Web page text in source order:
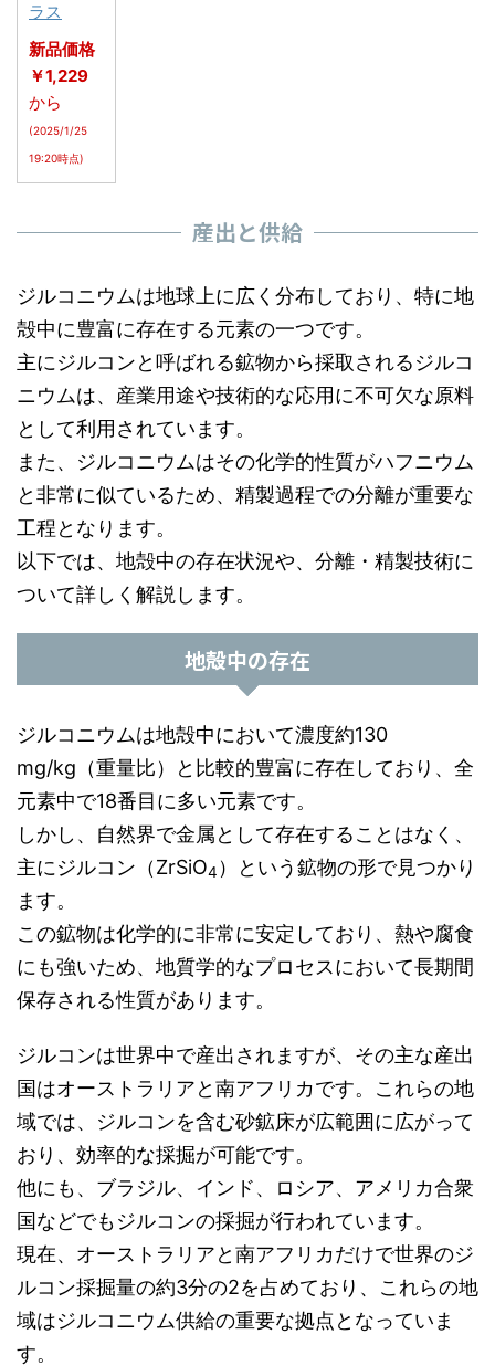
ラス
新品価格
￥1,229
から
(2025/1/25
19:20時点)
産出と供給
ジルコニウムは地球上に広く分布しており、特に地
殻中に豊富に存在する元素の一つです。
主にジルコンと呼ばれる鉱物から採取されるジルコ
ニウムは、産業用途や技術的な応用に不可欠な原料
として利用されています。
また、ジルコニウムはその化学的性質がハフニウム
と非常に似ているため、精製過程での分離が重要な
工程となります。
以下では、地殻中の存在状況や、分離・精製技術に
ついて詳しく解説します。
地殻中の存在
ジルコニウムは地殻中において濃度約130
mg/kg（重量比）と比較的豊富に存在しており、全
元素中で18番目に多い元素です。
しかし、自然界で金属として存在することはなく、
主にジルコン（ZrSiO4 ）という鉱物の形で見つかり
ます。
この鉱物は化学的に非常に安定しており、熱や腐食
にも強いため、地質学的なプロセスにおいて長期間
保存される性質があります。
ジルコンは世界中で産出されますが、その主な産出
国はオーストラリアと南アフリカです。これらの地
域では、ジルコンを含む砂鉱床が広範囲に広がって
おり、効率的な採掘が可能です。
他にも、ブラジル、インド、ロシア、アメリカ合衆
国などでもジルコンの採掘が行われています。
現在、オーストラリアと南アフリカだけで世界のジ
ルコン採掘量の約3分の2を占めており、これらの地
域はジルコニウム供給の重要な拠点となっていま
す。